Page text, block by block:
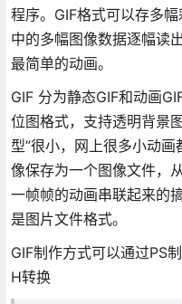
程序。GIF格式可以存多
中的多幅图像数据逐幅读
最简单的动画。
GIF 分为静态GIF和动画
位图格式，支持透明背景
型”很小，网上很多小动
像保存为一个图像文件，
一帧帧的动画串联起来的
是图片文件格式。
GIF制作方式可以通过PS
H转换